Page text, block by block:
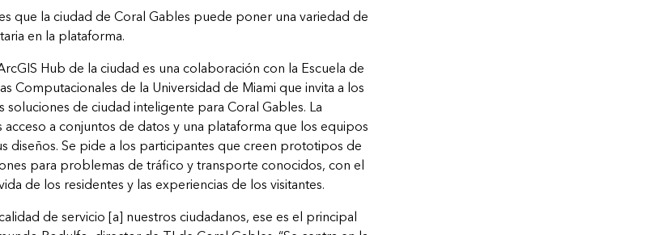
que la ciudad de Coral Gables puede poner una variedad de
en la plataforma.
Hub de la ciudad es una colaboración con la Escuela de
Computacionales de la Universidad de Miami que invita a los
de ciudad inteligente para Coral Gables. La
a conjuntos de datos y una plataforma que los equipos
diseños. Se pide a los participantes que creen prototipos de
para problemas de tráfico y transporte conocidos, con el
de los residentes y las experiencias de los visitantes.
de servicio [a] nuestros ciudadanos, ese es el principal